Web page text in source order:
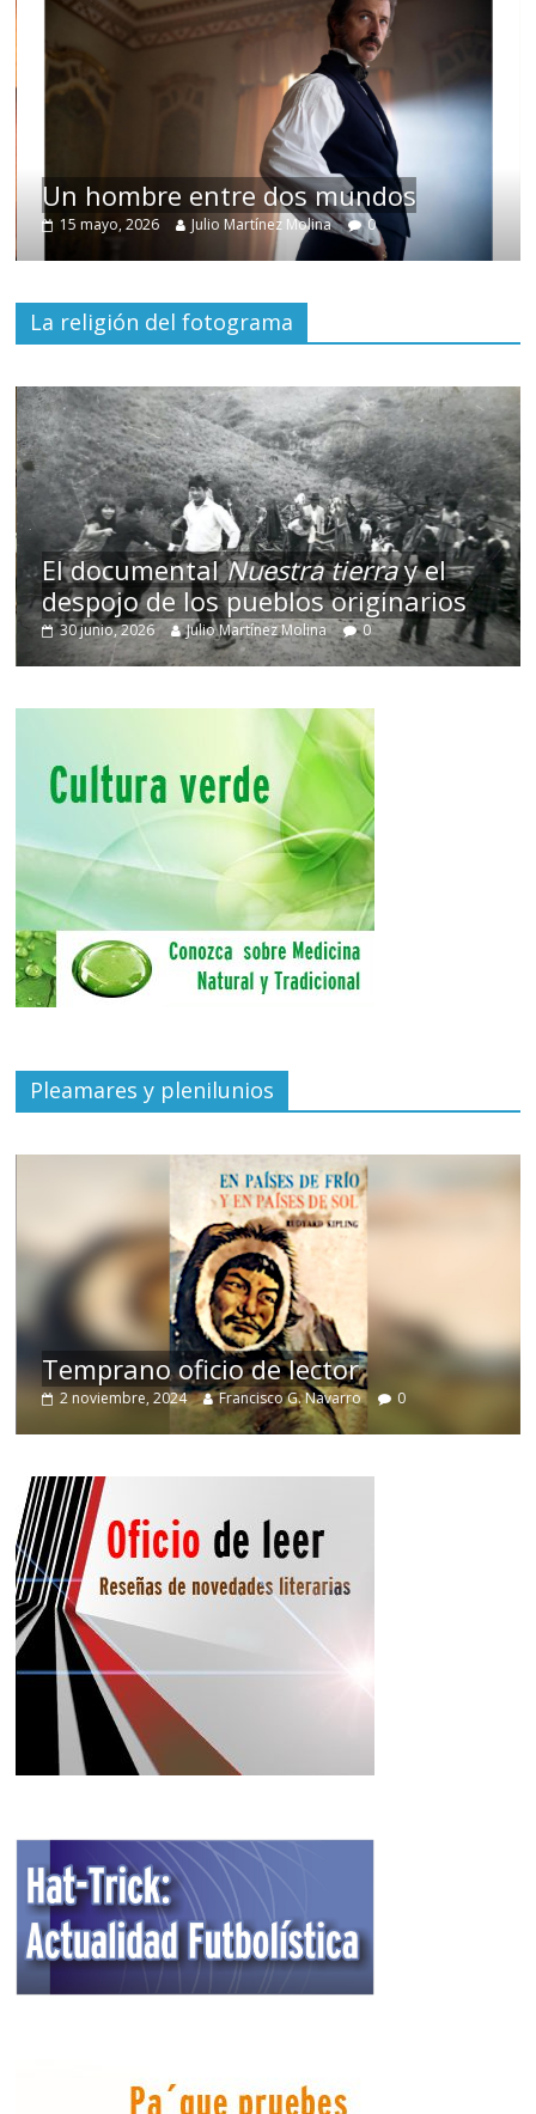
Un hombre entre dos mundos
15 mayo, 2026 Julio Martínez Molina 0
La religión del fotograma
El documentalNuestra tierray el
despojo de los pueblos originarios
30 junio, 2026 Julio Martínez Molina 0
Pleamares y plenilunios
Temprano oficio de lector
2 noviembre, 2024 Francisco G. Navarro 0